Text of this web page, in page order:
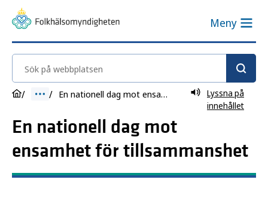
Meny
Sök på webbplatsen
En nationell dag mot ensamhet för tillsammanshet
Lyssna på
innehållet
En nationell dag mot
ensamhet för tillsammanshet